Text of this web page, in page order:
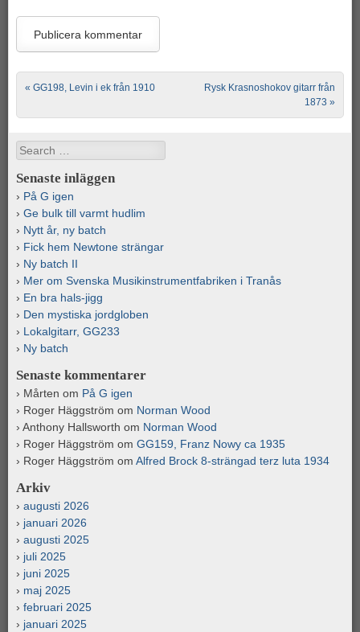
Post navigation
« GG198, Levin i ek från 1910
Rysk Krasnoshokov gitarr från
1873 »
Search
Senaste inläggen
På G igen
Ge bulk till varmt hudlim
Nytt år, ny batch
Fick hem Newtone strängar
Ny batch II
Mer om Svenska Musikinstrumentfabriken i Tranås
En bra hals-jigg
Den mystiska jordgloben
Lokalgitarr, GG233
Ny batch
Senaste kommentarer
Mårten om På G igen
Roger Häggström om Norman Wood
Anthony Hallsworth om Norman Wood
Roger Häggström om GG159, Franz Nowy ca 1935
Roger Häggström om Alfred Brock 8-strängad terz luta 1934
Arkiv
augusti 2026
januari 2026
augusti 2025
juli 2025
juni 2025
maj 2025
februari 2025
januari 2025